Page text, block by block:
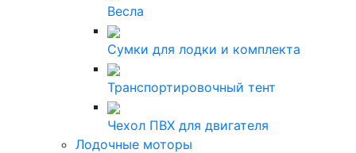
Весла
Сумки для лодки и комплекта
Транспортировочный тент
Чехол ПВХ для двигателя
Лодочные моторы